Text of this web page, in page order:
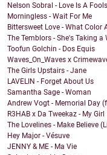
Nelson Sobral - Love Is A
Morningless - Wait For Me
Bittersweet Love - What Color
The Temblors - She's Taking a
Toofun Golchin - Dos Equis
Waves_On_Waves x
The Girls Upstairs - Jane
LAVELIN - Forget About Us
Samantha Sage - Woman
Andrew Vogt - Memorial Day
R3HAB x Da Tweekaz - My Girl
The Lovelines - Make Believe
Hey Major - Vésuve
JENNY & ME - Ma Vie